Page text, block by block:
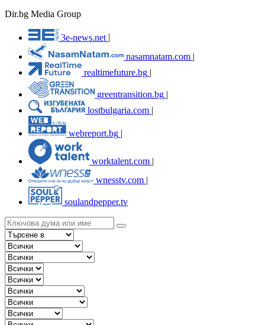
Dir.bg Media Group
3e-news.net
nasamnatam.com |
realtimefuture.bg |
greentransition.bg |
lostbulgaria.com |
webreport.bg
worktalent.com |
wnesstv.com |
soulandpepper.tv